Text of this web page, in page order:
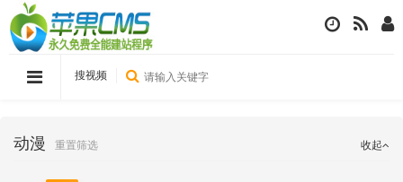
搜视频
收起
动漫 重置筛选